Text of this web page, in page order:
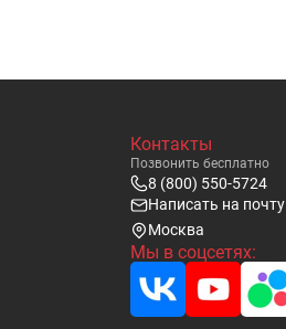
Контакты
Позвонить бесплатно
8 (800) 550-5724
Написать на почту
Москва
Мы в соцсетях: